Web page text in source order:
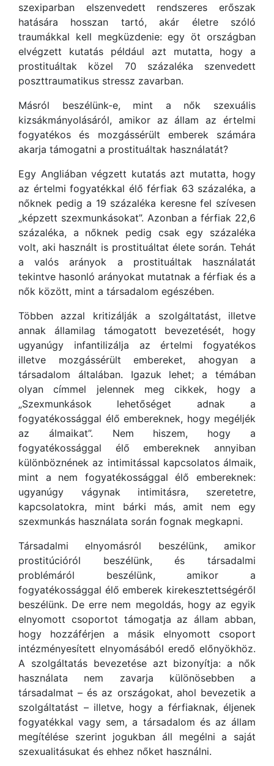
szexiparban elszenvedett rendszeres erőszak
hatására hosszan tartó, akár életre szóló
traumákkal kell megküzdenie: egy öt országban
elvégzett kutatás például azt mutatta, hogy a
prostituáltak közel 70 százaléka szenvedett
poszttraumatikus stressz zavarban.
Másról beszélünk-e, mint a nők szexuális
kizsákmányolásáról, amikor az állam az értelmi
fogyatékos és mozgássérült emberek számára
akarja támogatni a prostituáltak használatát?
Egy Angliában végzett kutatás azt mutatta, hogy
az értelmi fogyatékkal élő férfiak 63 százaléka, a
nőknek pedig a 19 százaléka keresne fel szívesen
„képzett szexmunkásokat”. Azonban a férfiak 22,6
százaléka, a nőknek pedig csak egy százaléka
volt, aki használt is prostituáltat élete során. Tehát
a valós arányok a prostituáltak használatát
tekintve hasonló arányokat mutatnak a férfiak és a
nők között, mint a társadalom egészében.
Többen azzal kritizálják a szolgáltatást, illetve
annak államilag támogatott bevezetését, hogy
ugyanúgy infantilizálja az értelmi fogyatékos
illetve mozgássérült embereket, ahogyan a
társadalom általában. Igazuk lehet; a témában
olyan címmel jelennek meg cikkek, hogy a
„Szexmunkások lehetőséget adnak a
fogyatékossággal élő embereknek, hogy megéljék
az álmaikat”. Nem hiszem, hogy a
fogyatékossággal élő embereknek annyiban
különböznének az intimitással kapcsolatos álmaik,
mint a nem fogyatékossággal élő embereknek:
ugyanúgy vágynak intimitásra, szeretetre,
kapcsolatokra, mint bárki más, amit nem egy
szexmunkás használata során fognak megkapni.
Társadalmi elnyomásról beszélünk, amikor
prostitúcióról beszélünk, és társadalmi
problémáról beszélünk, amikor a
fogyatékossággal élő emberek kirekesztettségéről
beszélünk. De erre nem megoldás, hogy az egyik
elnyomott csoportot támogatja az állam abban,
hogy hozzáférjen a másik elnyomott csoport
intézményesített elnyomásából eredő előnyökhöz.
A szolgáltatás bevezetése azt bizonyítja: a nők
használata nem zavarja különösebben a
társadalmat – és az országokat, ahol bevezetik a
szolgáltatást – illetve, hogy a férfiaknak, éljenek
fogyatékkal vagy sem, a társadalom és az állam
megítélése szerint jogukban áll megélni a saját
szexualitásukat és ehhez nőket használni.